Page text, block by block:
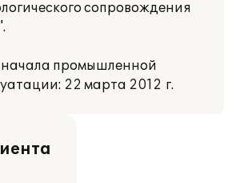
сопровождения
промышленной
22 марта 2012 г.